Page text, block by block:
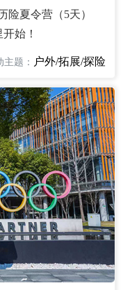
险夏令营（5天）
始！
主题： 户外/拓展/探险